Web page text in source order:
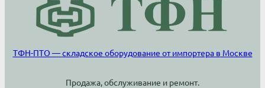
ТФН-ПТО — складское оборудование от импортера в Москве
Продажа, обслуживание и ремонт.